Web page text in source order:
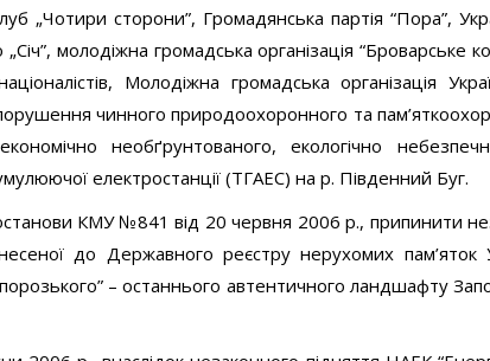
„Чотири сторони”, Громадянська партія “Пора”,
молодіжна громадська організація “Броварське
Молодіжна громадська організація
чинного природоохоронного та
необґрунтованого, екологічно
електростанції (ТГАЕС) на р. Південний Буг.
КМУ №841 від 20 червня 2006 р., припинити
до Державного реєстру нерухомих пам’яток
– останнього автентичного ландшафту